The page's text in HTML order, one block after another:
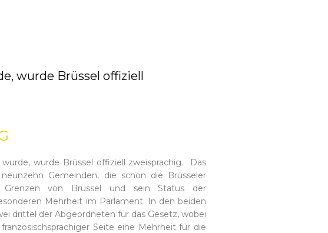
wurde Brüssel offiziell
wurde Brüssel offiziell zweisprachig. Das
Gemeinden, die schon die Brüsseler
von Brüssel und sein Status der
Mehrheit im Parlament. In den beiden
drittel der Abgeordneten für das Gesetz, wobei
Seite eine Mehrheit für die